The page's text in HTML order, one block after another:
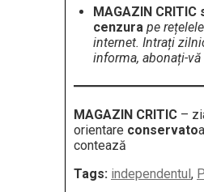
MAGAZIN
cenzura pe
internet. Intrați
informa, abonați-
MAGAZIN CRITIC –
orientare conservatoa
contează
Tags: independentul ,